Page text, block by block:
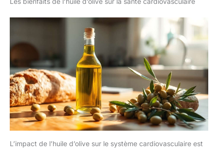
L’impact de l’huile d’olive sur le système cardiovasculaire est